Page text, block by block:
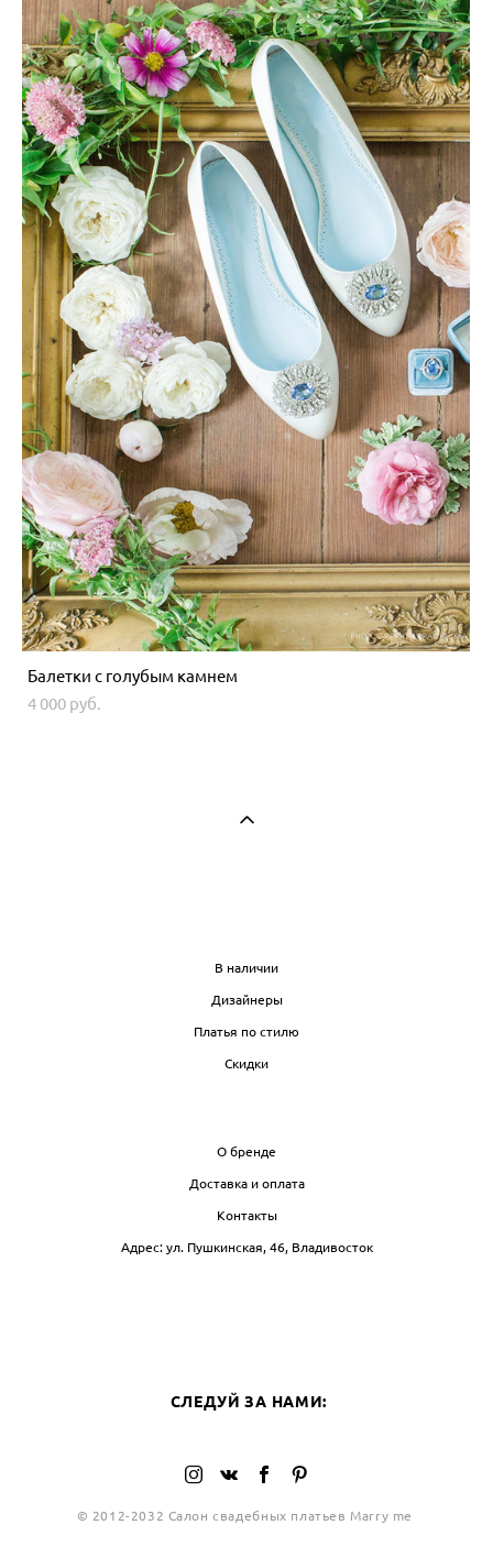
Балетки с голубым камнем
4 000 pуб.
В наличии
Дизайнеры
Платья по стилю
Скидки
О бренде
Доставка и оплата
Контакты
Адрес: ул. Пушкинская, 46, Владивосток
СЛЕДУЙ ЗА НАМИ:
© 2012-2032 Салон свадебных платьев Marry me